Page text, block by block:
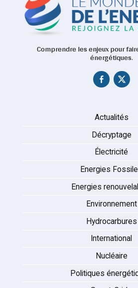
Comprendre les enjeux pour
énergétiques.
Actualités
Décryptage
Électricité
Energies
Energies
Environnement
Hydrocarbures
International
Nucléaire
Politiques